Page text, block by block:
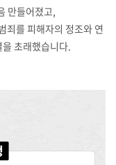
만들어졌고,
죄를 피해자의 정조와 연
초래했습니다.